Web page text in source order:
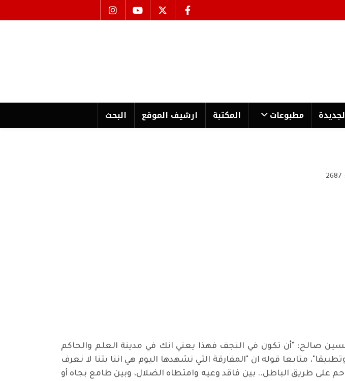
مطبوعات المكتبة ارشیف الموقع البحث
صالح: "أن تكون في النجف فهذا يعني انك في مدينة العلم والحاكم
متابعا قوله ان "المفارقة التي نشهدها اليوم هي اننا بتنا لا نعرف
على طريق الباطل.. بين فاقد وعيه وامتطاه الضلال، وبين طامع بجاه أو